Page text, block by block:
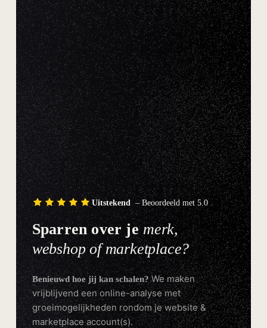
Uitstekend– Beoordeeld met 5.0
Sparren over jemerk,
webshop of marketplace?
Benieuwd hoe jij kan schalen?We maken
vrijblijvend een online-analyse met
groeimogelijkheden rondom je website &
marketplace account(s).